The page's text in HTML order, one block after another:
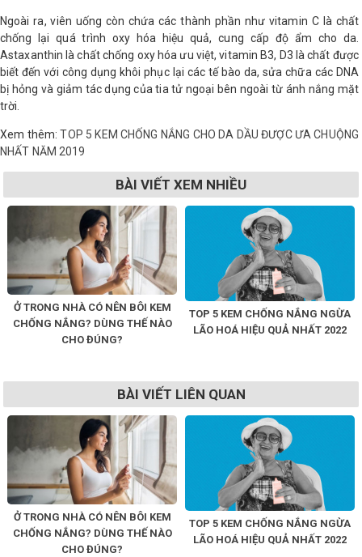
Ngoài ra, viên uống còn chứa các thành phần như vitamin C là chất
chống lại quá trình oxy hóa hiệu quả, cung cấp độ ẩm cho da.
Astaxanthin là chất chống oxy hóa ưu việt, vitamin B3, D3 là chất được
biết đến với công dụng khôi phục lại các tế bào da, sửa chữa các DNA
bị hỏng và giảm tác dụng của tia tử ngoại bên ngoài từ ánh nắng mặt
trời.
Xem thêm:TOP 5 KEM CHỐNG NẮNG CHO DA DẦU ĐƯỢC ƯA CHUỘNG
NHẤT NĂM 2019
BÀI VIẾT XEM NHIỀU
Ở TRONG NHÀ CÓ NÊN BÔI KEM
CHỐNG NẮNG? DÙNG THẾ NÀO
CHO ĐÚNG?
TOP 5 KEM CHỐNG NẮNG NGỪA
LÃO HOÁ HIỆU QUẢ NHẤT 2022
BÀI VIẾT LIÊN QUAN
Ở TRONG NHÀ CÓ NÊN BÔI KEM
CHỐNG NẮNG? DÙNG THẾ NÀO
CHO ĐÚNG?
TOP 5 KEM CHỐNG NẮNG NGỪA
LÃO HOÁ HIỆU QUẢ NHẤT 2022